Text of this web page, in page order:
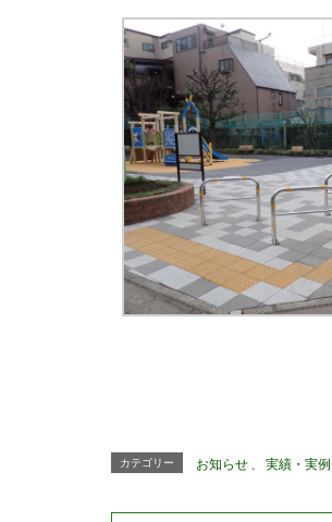
カテゴリー お知らせ 実績・実例